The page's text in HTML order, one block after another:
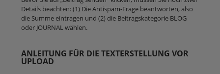
Details beachten: (1) Die Antispam-Frage beantworten, also
die Summe eintragen und (2) die Beitragskategorie BLOG
oder JOURNAL wählen.
ANLEITUNG FÜR DIE TEXTERSTELLUNG VOR
UPLOAD